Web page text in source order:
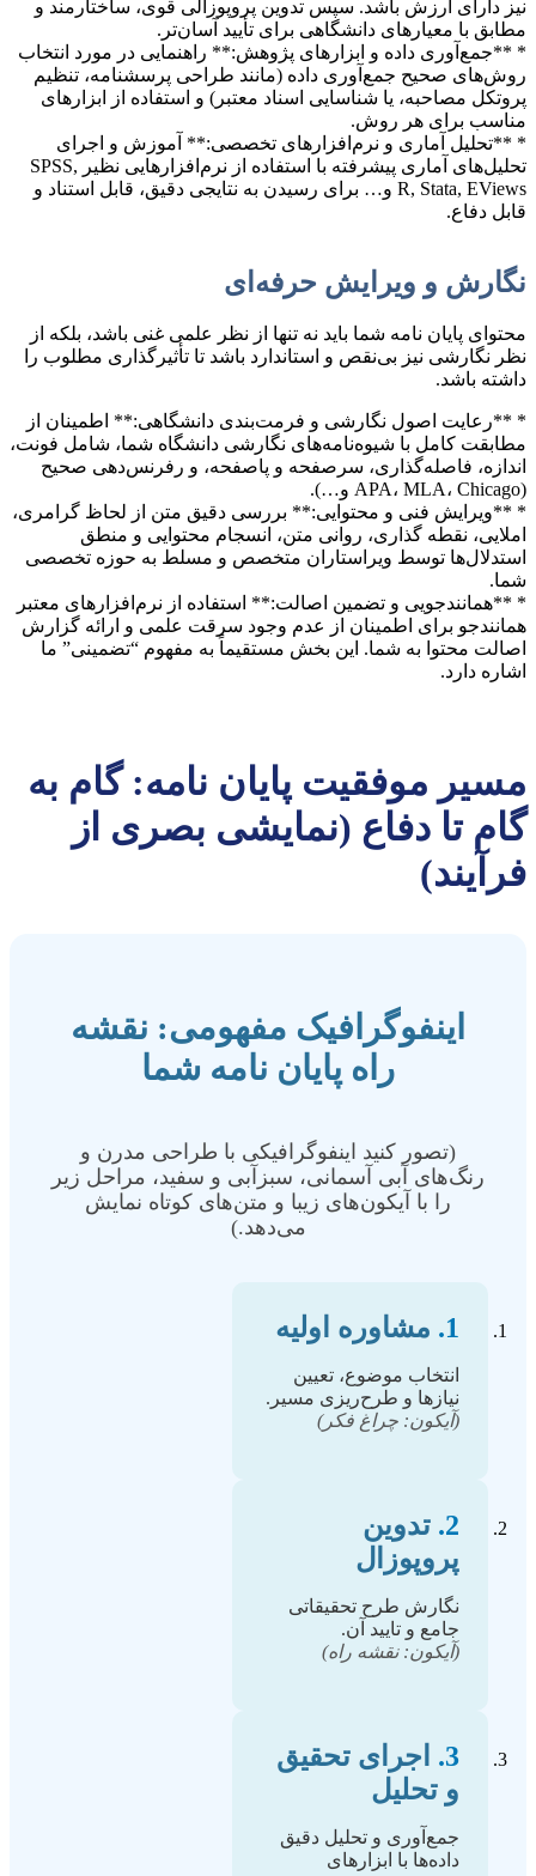
نیز دارای ارزش باشد. سپس تدوین پروپوزالی قوی، ساختارمند و
مطابق با معیارهای دانشگاهی برای تأیید آسان‌تر.
* **جمع‌آوری داده و ابزارهای پژوهش:** راهنمایی در مورد انتخاب
روش‌های صحیح جمع‌آوری داده (مانند طراحی پرسشنامه، تنظیم
پروتکل مصاحبه، یا شناسایی اسناد معتبر) و استفاده از ابزارهای
مناسب برای هر روش.
* **تحلیل آماری و نرم‌افزارهای تخصصی:** آموزش و اجرای
تحلیل‌های آماری پیشرفته با استفاده از نرم‌افزارهایی نظیر SPSS,
R, Stata, EViews و… برای رسیدن به نتایجی دقیق، قابل استناد و
قابل دفاع.
نگارش و ویرایش حرفه‌ای
محتوای پایان نامه شما باید نه تنها از نظر علمی غنی باشد، بلکه از
نظر نگارشی نیز بی‌نقص و استاندارد باشد تا تأثیرگذاری مطلوب را
داشته باشد.
* **رعایت اصول نگارشی و فرمت‌بندی دانشگاهی:** اطمینان از
مطابقت کامل با شیوه‌نامه‌های نگارشی دانشگاه شما، شامل فونت،
اندازه، فاصله‌گذاری، سرصفحه و پاصفحه، و رفرنس‌دهی صحیح
(APA، MLA، Chicago و…).
* **ویرایش فنی و محتوایی:** بررسی دقیق متن از لحاظ گرامری،
املایی، نقطه گذاری، روانی متن، انسجام محتوایی و منطق
استدلال‌ها توسط ویراستاران متخصص و مسلط به حوزه تخصصی
شما.
* **همانندجویی و تضمین اصالت:** استفاده از نرم‌افزارهای معتبر
همانندجو برای اطمینان از عدم وجود سرقت علمی و ارائه گزارش
اصالت محتوا به شما. این بخش مستقیماً به مفهوم “تضمینی” ما
اشاره دارد.
مسیر موفقیت پایان نامه: گام به
گام تا دفاع (نمایشی بصری از
فرآیند)
اینفوگرافیک مفهومی: نقشه
راه پایان نامه شما
(تصور کنید اینفوگرافیکی با طراحی مدرن و
رنگ‌های آبی آسمانی، سبزآبی و سفید، مراحل زیر
را با آیکون‌های زیبا و متن‌های کوتاه نمایش
می‌دهد.)
1. مشاوره اولیه
انتخاب موضوع، تعیین
نیازها و طرح‌ریزی مسیر.
(آیکون: چراغ فکر)
2. تدوین
پروپوزال
نگارش طرح تحقیقاتی
جامع و تایید آن.
(آیکون: نقشه راه)
3.
اجرای تحقیق
و تحلیل
جمع‌آوری و تحلیل دقیق
داده‌ها با ابزارهای